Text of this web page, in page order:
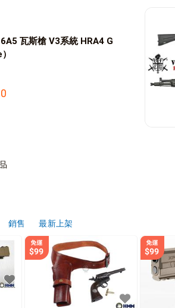
瓦斯槍 V3系統 HRA4 G
銷售 最新上架